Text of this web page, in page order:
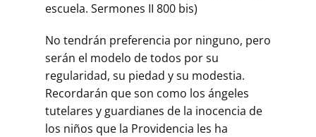
escuela. Sermones II 800 bis)
No tendrán preferencia por ninguno, pero
serán el modelo de todos por su
regularidad, su piedad y su modestia.
Recordarán que son como los ángeles
tutelares y guardianes de la inocencia de
los niños que la Providencia les ha